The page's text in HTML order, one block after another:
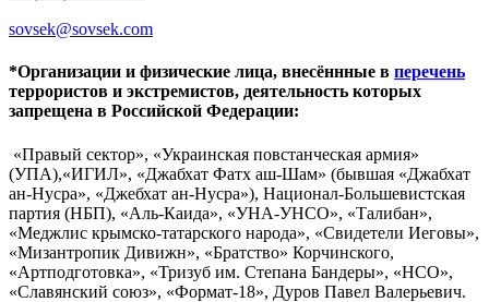
sovsek@sovsek.com
*Организации и физические лица, внесённные в перечень
террористов и экстремистов, деятельность которых
запрещена в Российской Федерации:
«Правый сектор», «Украинская повстанческая армия»
(УПА),«ИГИЛ», «Джабхат Фатх аш-Шам» (бывшая «Джабхат
ан-Нусра», «Джебхат ан-Нусра»), Национал-Большевистская
партия (НБП), «Аль-Каида», «УНА-УНСО», «Талибан»,
«Меджлис крымско-татарского народа», «Свидетели Иеговы»,
«Мизантропик Дивижн», «Братство» Корчинского,
«Артподготовка», «Тризуб им. Степана Бандеры», «НСО»,
«Славянский союз», «Формат-18», Дуров Павел Валерьевич.